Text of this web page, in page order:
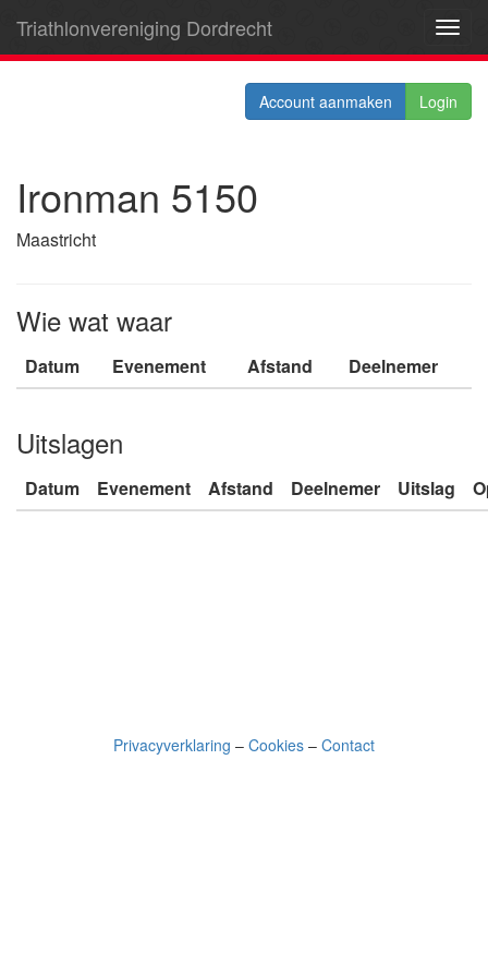
Triathlonvereniging Dordrecht
Account aanmaken Login
Ironman 5150
Maastricht
Wie wat waar
Datum Evenement Afstand Deelnemer
Uitslagen
Datum Evenement Afstand Deelnemer Uitslag
Privacyverklaring – Cookies – Contact